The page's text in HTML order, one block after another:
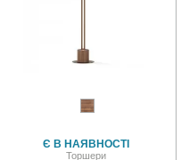
Є В НАЯВНОСТІ
Торшери